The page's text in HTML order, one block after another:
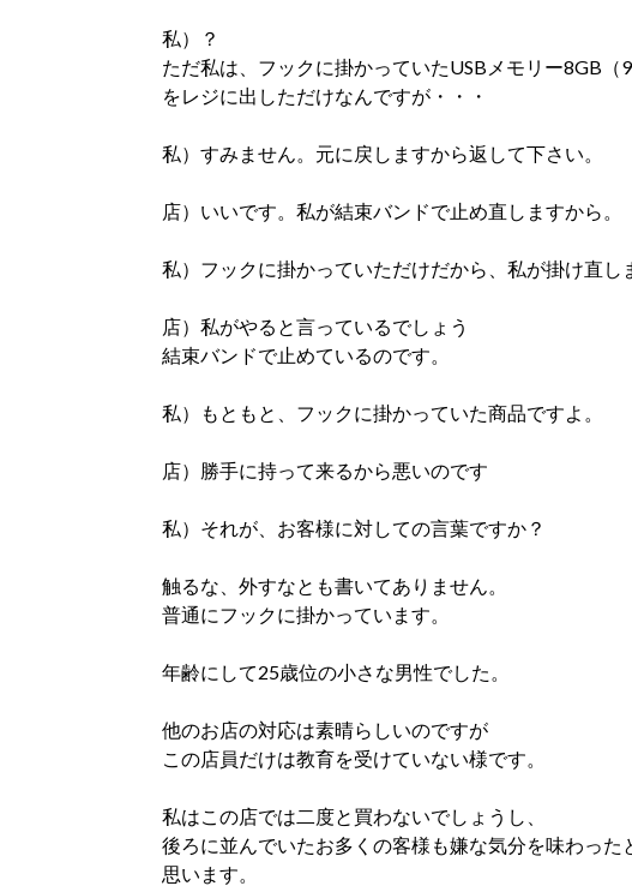
私）？
ただ私は、フックに掛かっていたUSBメモリー8GB（
をレジに出しただけなんですが・・・
私）すみません。元に戻しますから返して下さい。
店）いいです。私が結束バンドで止め直しますから。
私）フックに掛かっていただけだから、私が掛け直し
店）私がやると言っているでしょう
結束バンドで止めているのです。
私）もともと、フックに掛かっていた商品ですよ。
店）勝手に持って来るから悪いのです
私）それが、お客様に対しての言葉ですか？
触るな、外すなとも書いてありません。
普通にフックに掛かっています。
年齢にして25歳位の小さな男性でした。
他のお店の対応は素晴らしいのですが
この店員だけは教育を受けていない様です。
私はこの店では二度と買わないでしょうし、
後ろに並んでいたお多くの客様も嫌な気分を味わった
思います。